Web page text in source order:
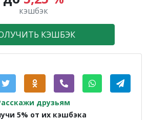
кэшбэк
КЭШБЭК
друзьям
5% от их кэшбэка